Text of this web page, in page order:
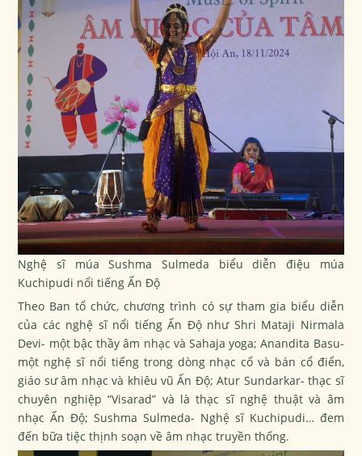
Nghệ sĩ múa Sushma Sulmeda biểu diễn
điệu múa
Kuchipudi nổi tiếng Ấn Độ
Theo Ban tổ chức, chương trình có sự tham gia biểu diễn
của các nghệ sĩ nổi tiếng Ấn Độ như Shri Mataji Nirmala
Devi- một bậc thầy âm nhạc và Sahaja yoga; Anandita Basu-
một nghệ sĩ nổi tiếng trong dòng nhạc cổ và bán cổ điển,
giáo sư âm nhạc và khiêu vũ Ấn Độ; Atur Sundarkar- thạc sĩ
chuyên nghiệp “Visarad” và là thạc sĩ nghệ thuật và âm
nhạc Ấn Độ; Sushma Sulmeda- Nghệ sĩ Kuchipudi… đem
đến bữa tiệc thịnh soạn về âm nhạc truyền thống.